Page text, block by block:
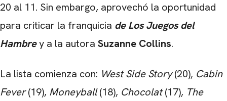
20 al 11. Sin embargo, aprovechó la oportunidad
para criticar la franquicia de Los Juegos del
Hambrey a la autora Suzanne Collins.
La lista comienza con: West Side Story(20), Cabin
Fever(19), Moneyball(18), Chocolat(17), The